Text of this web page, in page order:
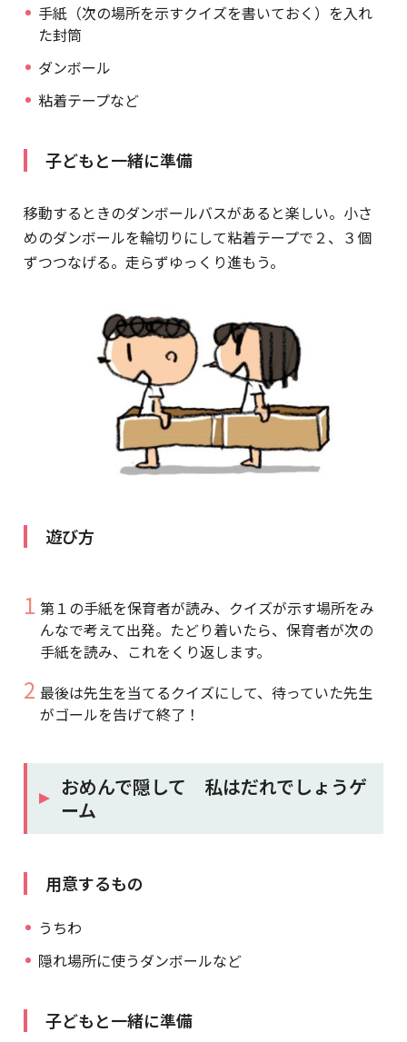
手紙（次の場所を示すクイズを書いておく）を入れ
た封筒
ダンボール
粘着テープなど
子どもと一緒に準備
移動するときのダンボールバスがあると楽しい。小さ
めのダンボールを輪切りにして粘着テープで２、３個
ずつつなげる。走らずゆっくり進もう。
遊び方
第１の手紙を保育者が読み、クイズが示す場所をみ
んなで考えて出発。たどり着いたら、保育者が次の
手紙を読み、これをくり返します。
最後は先生を当てるクイズにして、待っていた先生
がゴールを告げて終了！
おめんで隠して 私はだれでしょうゲ
ーム
用意するもの
うちわ
隠れ場所に使うダンボールなど
子どもと一緒に準備